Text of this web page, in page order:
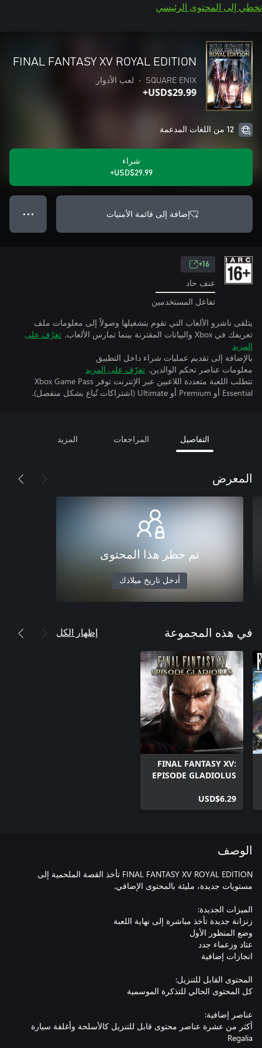
تخطي إلى المحتوى الرئيسي
FINAL FANTASY XV ROYAL EDITION
SQUARE ENIX
• لعب الأدوار
USD$29.99+
12 من اللغات المدعمة
شراء
USD$29.99+
إضافة إلى قائمة الأمنيات ● ● ●
16+
عنف حاد
تفاعل المستخدمين
يتلقى ناشرو الألعاب التي تقوم بتشغيلها وصولاً إلى معلومات ملف
تعريفك في Xbox والبيانات المقترنة بينما تمارس الألعاب.
تعرّف على
المزيد
بالإضافة إلى تقديم عمليات شراء داخل التطبيق
معلومات عناصر تحكم الوالدين. تعرّف على المزيد
تتطلب اللعبة متعددة اللاعبين عبر الإنترنت توفر Xbox Game Pass
Essential أو Premium أو Ultimate (اشتراكات تُباع بشكل منفصل).
التفاصيل المراجعات المزيد
المعرض
تم حظر هذا المحتوى
أدخل تاريخ ميلادك
في هذه المجموعة إظهار الكل
FINAL FANTASY XV:
EPISODE GLADIOLUS
USD$6.29
الوصف
FINAL FANTASY XV ROYAL EDITION تأخذ القصة الملحمية إلى
أكثر من عشرة عناصر محتوى قابل للتنزيل كالأسلحة وأغلفة سيارة